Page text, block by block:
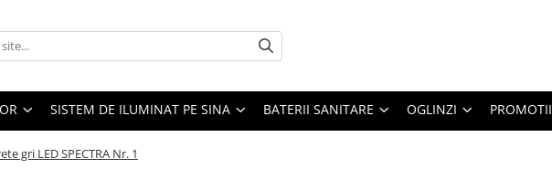
SISTEM DE ILUMINAT PE SINA BATERII SANITARE OGLINZI PROMOTII
gri LED SPECTRA Nr. 1